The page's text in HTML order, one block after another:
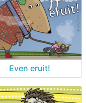
Even eruit!